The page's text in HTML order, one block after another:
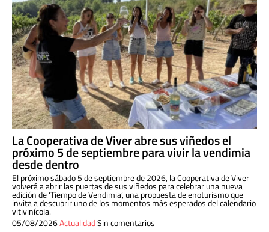
La Cooperativa de Viver abre sus viñedos el
próximo 5 de septiembre para vivir la vendimia
desde dentro
El próximo sábado 5 de septiembre de 2026, la Cooperativa de Viver
volverá a abrir las puertas de sus viñedos para celebrar una nueva
edición de ‘Tiempo de Vendimia’, una propuesta de enoturismo que
invita a descubrir uno de los momentos más esperados del calendario
vitivinícola.
05/08/2026ActualidadSin comentarios